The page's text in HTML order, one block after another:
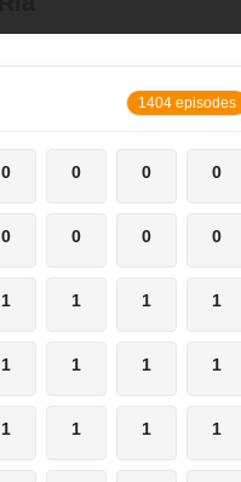
1404 episodes
0 0 0 0
0 0 0 0
1 1 1 1
1 1 1 1
1 1 1 1